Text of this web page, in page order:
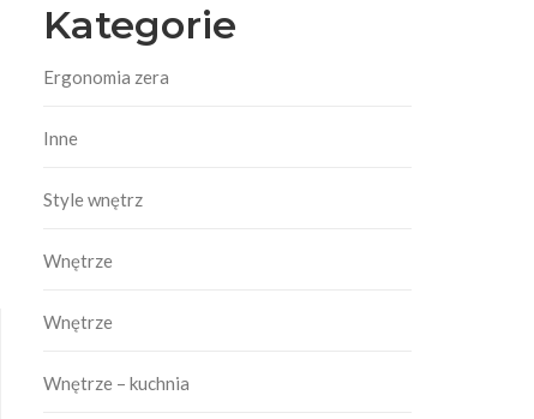
Kategorie
Ergonomia zera
Inne
Style wnętrz
Wnętrze
Wnętrze
Wnętrze – kuchnia